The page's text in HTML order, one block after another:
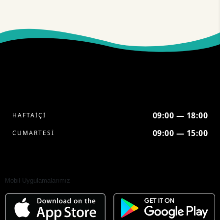
HAFTAİÇİ 09:00 — 18:00
CUMARTESİ 09:00 — 15:00
Mobil Uygulamalarımız